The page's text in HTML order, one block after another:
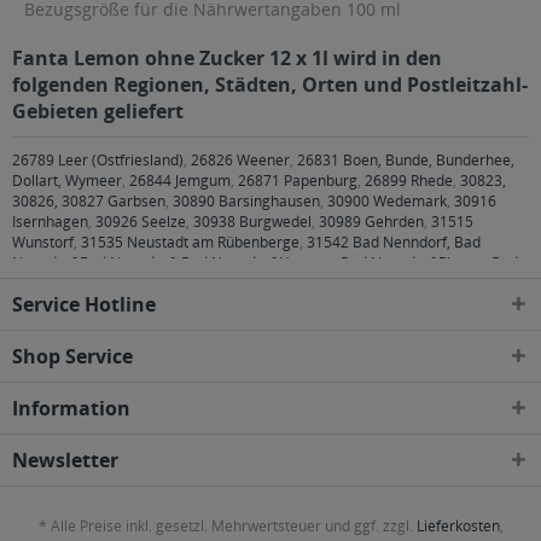
Bezugsgröße für die Nährwertangaben 100 ml
Fanta Lemon ohne Zucker 12 x 1l wird in den
folgenden Regionen, Städten, Orten und Postleitzahl-
Gebieten geliefert
26789 Leer (Ostfriesland), 26826 Weener, 26831 Boen, Bunde, Bunderhee,
Dollart, Wymeer, 26844 Jemgum, 26871 Papenburg, 26899 Rhede, 30823,
30826, 30827 Garbsen, 30890 Barsinghausen, 30900 Wedemark, 30916
Isernhagen, 30926 Seelze, 30938 Burgwedel, 30989 Gehrden, 31515
Wunstorf, 31535 Neustadt am Rübenberge, 31542 Bad Nenndorf, Bad
Nenndorf Bad Nenndorf, Bad Nenndorf Horsten, Bad Nenndorf Riepen, Bad
Rehburg, Rehburg-Loccum Loccum, Rehburg-Loccum Münchehagen,
Apelern, Apelern Groß Hegesdorf, Apelern Kleinhegesdorf, Apelern Lyhren,
Apelern Reinsdorf, Apelern Soldorf, Rodenberg, Rodenberg Algesdorf,
Düdinghausen, Sachsenhagen, Sachsenhagen Nienbrügge, Sachsenhagen
Bergkirchen, Wölpinghausen Schmalenbruch-Windhorn, Wölpinghausen
Hohnhorst Hohnhorst, Hohnhorst Ohndorf, Hohnhorst Rehren A.R.,31592
Service Hotline
Shop Service
Information
Newsletter
* Alle Preise inkl. gesetzl. Mehrwertsteuer und ggf. zzgl. Lieferkosten,